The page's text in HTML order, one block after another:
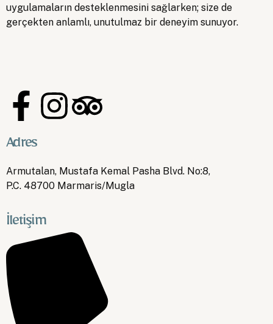
uygulamaların desteklenmesini sağlarken; size de
gerçekten anlamlı, unutulmaz bir deneyim sunuyor.
Adres
Armutalan, Mustafa Kemal Pasha Blvd. No:8,
P.C. 48700 Marmaris/Mugla
İletişim